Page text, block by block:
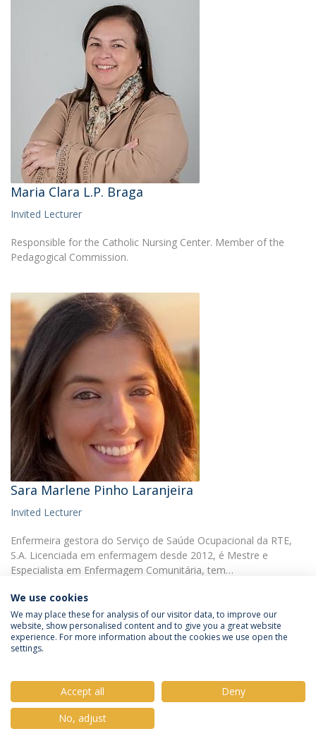
Maria Clara L.P. Braga
Invited Lecturer
Responsible for the Catholic Nursing Center. Member of the
Pedagogical Commission.
Sara Marlene Pinho Laranjeira
Invited Lecturer
Enfermeira gestora do Serviço de Saúde Ocupacional da RTE,
S.A. Licenciada em enfermagem desde 2012, é Mestre e
Especialista em Enfermagem Comunitária, tem…
Privacy Policy
© 2026 Universidade Católica Portuguesa
We use cookies
We may place these for analysis of our visitor data, to improve our
website, show personalised content and to give you a great website
experience. For more information about the cookies we use open the
settings.
Accept all
Deny
No, adjust